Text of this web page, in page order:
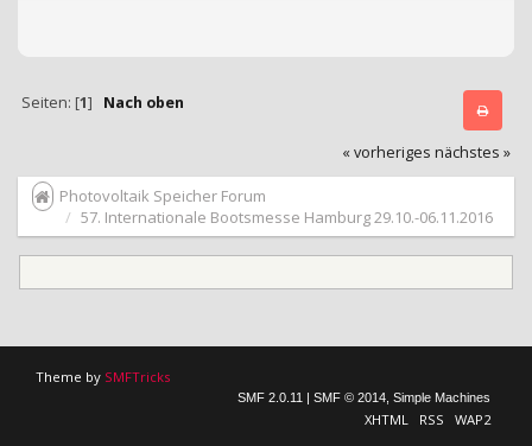
Seiten: [1] Nach oben
« vorheriges nächstes »
Photovoltaik Speicher Forum
57. Internationale Bootsmesse Hamburg 29.10.-06.11.2016
Theme by SMFTricks
SMF 2.0.11 | SMF © 2014 Simple Machines
XHTML RSS WAP2